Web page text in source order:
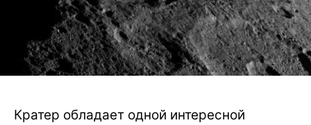
Кратер обладает одной интересной